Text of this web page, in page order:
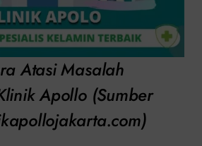
Atasi Masalah
Apollo (Sumber